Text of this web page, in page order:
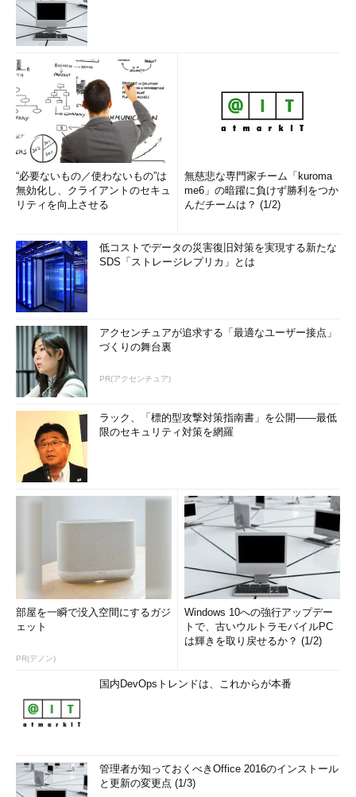
“必要ないもの／使わないもの”は
無効化し、クライアントのセキュ
リティを向上させる
無慈悲な専門家チーム「kuroma
me6」の暗躍に負けず勝利をつか
んだチームは？ (1/2)
低コストでデータの災害復旧対策を実現する新たな
SDS「ストレージレプリカ」とは
アクセンチュアが追求する「最適なユーザー接点」
づくりの舞台裏
PR(アクセンチュア)
ラック、「標的型攻撃対策指南書」を公開――最低
限のセキュリティ対策を網羅
部屋を一瞬で没入空間にするガジ
ェット
PR(デノン)
Windows 10への強行アップデー
トで、古いウルトラモバイルPC
は輝きを取り戻せるか？ (1/2)
国内DevOpsトレンドは、これからが本番
管理者が知っておくべきOffice 2016のインストール
と更新の変更点 (1/3)